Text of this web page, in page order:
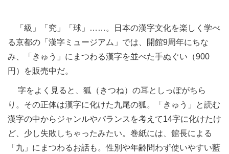
「級」「究」「球」……。日本の漢字文化を楽しく学べ
る京都の「漢字ミュージアム」では、開館9周年にちな
み、「きゅう」にまつわる漢字を並べた手ぬぐい（900
円）を販売中だ。
字をよく見ると、狐（きつね）の耳としっぽがちら
り。その正体は漢字に化けた九尾の狐。「きゅう」と読む
漢字の中からジャンルやバランスを考えて14字に化けたけ
ど、少し失敗しちゃったみたい。巻紙には、館長による
「九」にまつわるお話も。性別や年齢問わず使いやすい藍